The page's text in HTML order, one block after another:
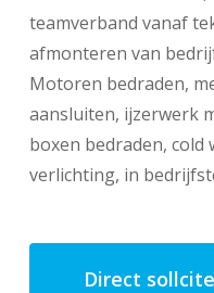
teamverband vanaf
afmonteren van
Motoren bedraden,
aansluiten, ijzerwerk
boxen bedraden, cold
verlichting, in
Direct